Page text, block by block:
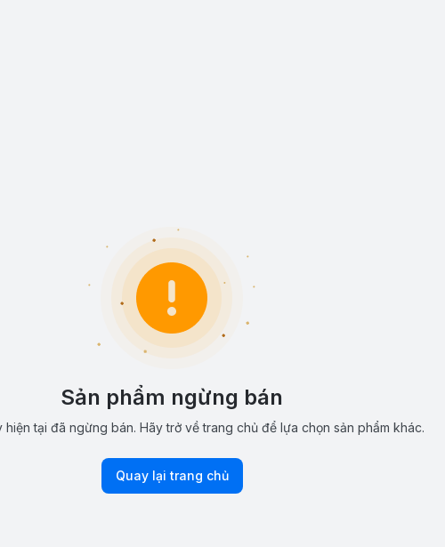
Sản phẩm ngừng bán
hiện tại đã ngừng bán. Hãy trở về trang chủ để lựa chọn sản phẩm khác.
Quay lại trang chủ